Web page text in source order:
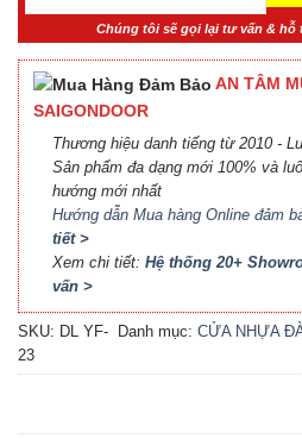
Chúng tôi sẽ gọi lại tư vấn & hỗ
AN TÂM
SAIGONDOOR
Thương hiệu danh tiếng từ 2010 -
Sản phẩm đa dạng mới 100% và
hướng mới nhất
Hướng dẫn Mua hàng Online đảm
tiết >
Xem chi tiết: Hệ thống 20+
vấn >
SKU: DL YF-
23
Danh mục: CỬA NHỰA